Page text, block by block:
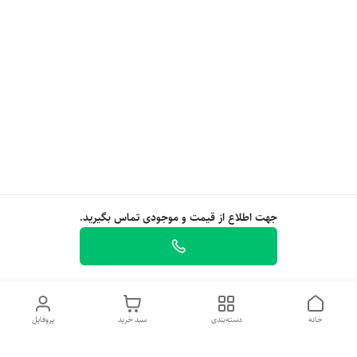
جهت اطلاع از قیمت و موجودی تماس بگیرید.
پروفایل سبد خرید دسته‌بندی خانه